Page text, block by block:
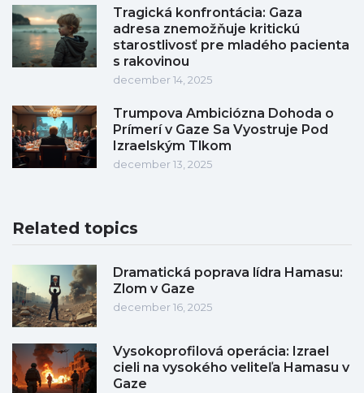
Tragická konfrontácia: Gaza
adresa znemožňuje kritickú
starostlivosť pre mladého pacienta
s rakovinou
december 14, 2025
Trumpova Ambiciózna Dohoda o
Prímerí v Gaze Sa Vyostruje Pod
Izraelským Tlkom
december 13, 2025
Related topics
Dramatická poprava lídra Hamasu:
Zlom v Gaze
december 16, 2025
Vysokoprofilová operácia: Izrael
cieli na vysokého veliteľa Hamasu v
Gaze